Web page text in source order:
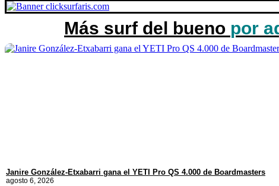
Más surf del bueno por
Janire González-Etxabarri gana el YETI Pro QS 4.000 de Boardmasters
agosto 6, 2026